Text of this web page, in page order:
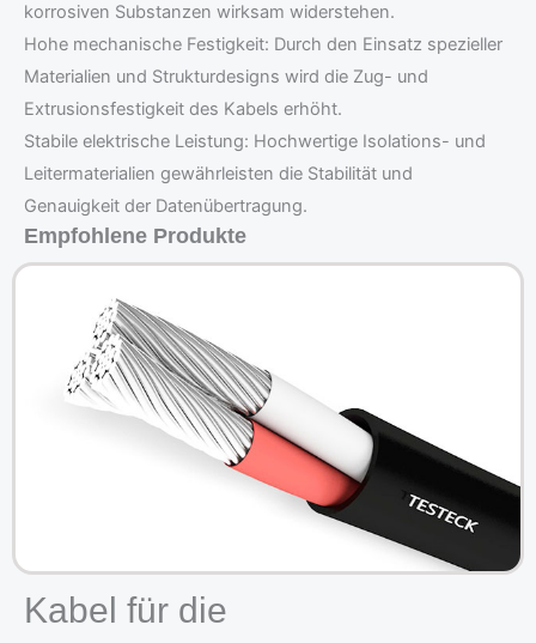
korrosiven Substanzen wirksam widerstehen.
Hohe mechanische Festigkeit: Durch den Einsatz spezieller
Materialien und Strukturdesigns wird die Zug- und
Extrusionsfestigkeit des Kabels erhöht.
Stabile elektrische Leistung: Hochwertige Isolations- und
Leitermaterialien gewährleisten die Stabilität und
Genauigkeit der Datenübertragung.
Empfohlene Produkte
Kabel für die